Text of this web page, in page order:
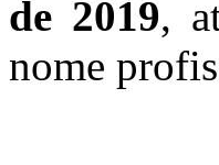
de 2019,
nome